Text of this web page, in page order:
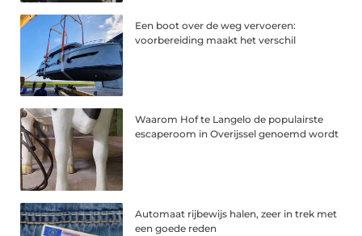
Een boot over de weg vervoeren:
voorbereiding maakt het verschil
Waarom Hof te Langelo de populairste
escaperoom in Overijssel genoemd wordt
Automaat rijbewijs halen, zeer in trek met
een goede reden